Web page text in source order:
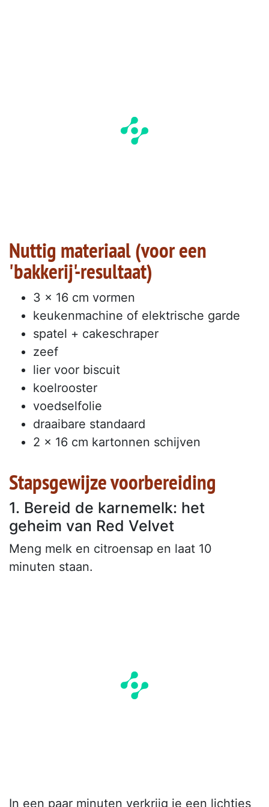
Nuttig materiaal (voor een
'bakkerij'-resultaat)
3 x 16 cm vormen
keukenmachine of elektrische garde
spatel + cakeschraper
zeef
lier voor biscuit
koelrooster
voedselfolie
draaibare standaard
2 x 16 cm kartonnen schijven
Stapsgewijze voorbereiding
1. Bereid de karnemelk: het
geheim van Red Velvet
Meng melk en citroensap en laat 10
minuten staan.
In een paar minuten verkrijg je een lichtjes